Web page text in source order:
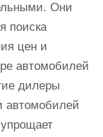
Они
поиска
цен и
автомобилей
дилеры
автомобилей